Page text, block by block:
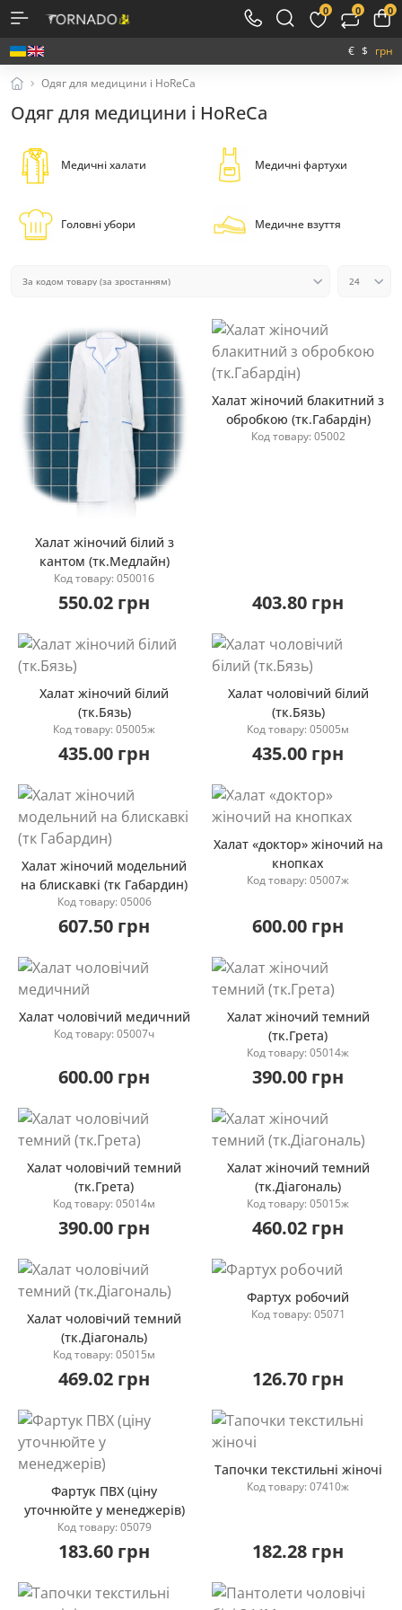
0 0 0
€ $ грн
Одяг для медицини і HoReCa
Одяг для медицини і HoReCa
Медичні халати Медичні фартухи
Головні убори Медичне взуття
Купити
Халат жіночий білий з
кантом (тк.Медлайн)
Код товару: 05001б
550.02 грн
Халат жіночий блакитний з
обробкою (тк.Габардін)
Код товару: 05002
403.80 грн
Халат жіночий білий
(тк.Бязь)
Код товару: 05005ж
435.00 грн
Халат чоловічий білий
(тк.Бязь)
Код товару: 05005м
435.00 грн
Халат жіночий модельний
на блискавкі (тк Габардин)
Код товару: 05006
607.50 грн
Хіт продажу
Халат «доктор» жіночий на
кнопках
Код товару: 05007ж
600.00 грн
Халат чоловічий медичний
Код товару: 05007ч
600.00 грн
Халат жіночий темний
(тк.Грета)
Код товару: 05014ж
390.00 грн
Халат чоловічий темний
(тк.Грета)
Код товару: 05014м
390.00 грн
Халат жіночий темний
(тк.Діагональ)
Код товару: 05015ж
460.02 грн
Халат чоловічий темний
(тк.Діагональ)
Код товару: 05015м
469.02 грн
Фартух робочий
Код товару: 05071
126.70 грн
Фартук ПВХ (ціну
уточнюйте у менеджерів)
Код товару: 05079
183.60 грн
Тапочки текстильні жіночі
Код товару: 07410ж
182.28 грн